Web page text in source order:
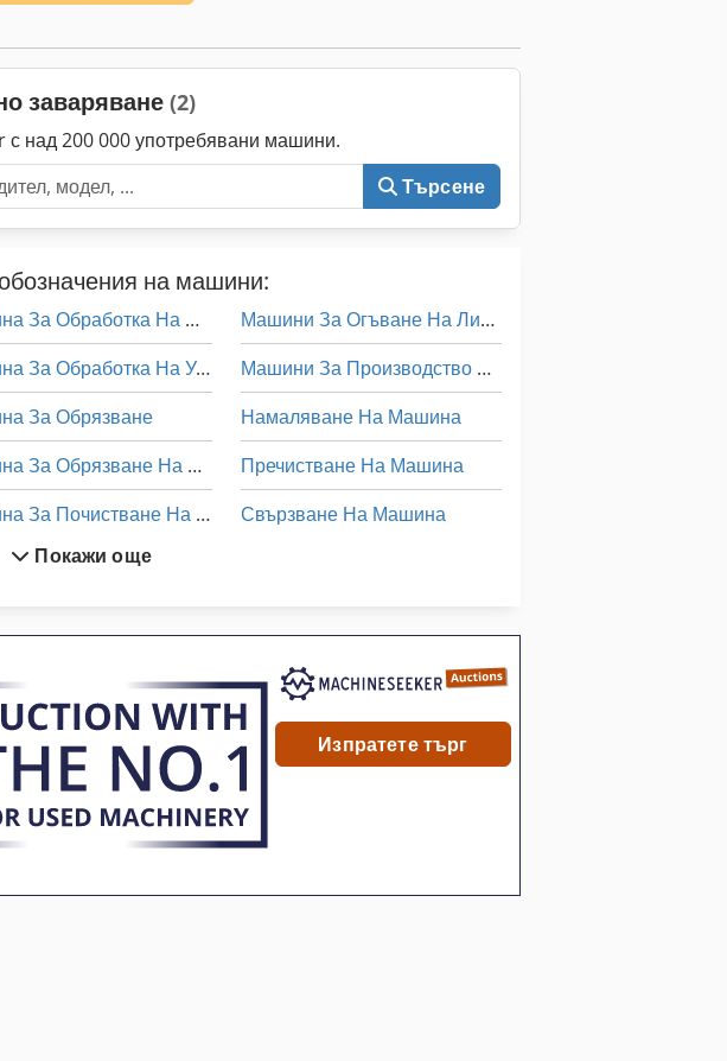
заваряване (2)
над 200 000 употребявани машини.
Търсене
на машини:
Машина За Обработка На Месо
Машина За Обработка На Универсални Ламарина
За Обрязване
Машина За Обрязване На Четка
Машина За Почистване На Пода
На Храните
Машини За Огъване На Листов
Машини За Производство На Прозорец
Намаляване На Машина
Пречистване На Машина
Свързване На Машина
Покажи още
Изпратете търг